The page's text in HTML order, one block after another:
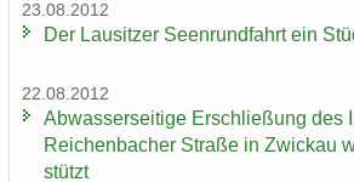
23.08.2012
Der Lau­sit­zer Seen­rund­fahrt ein
22.08.2012
Ab­was­ser­sei­ti­ge Er­schlie­ßung des
Rei­chen­ba­cher Stra­ße in Zwi­ckau
stützt